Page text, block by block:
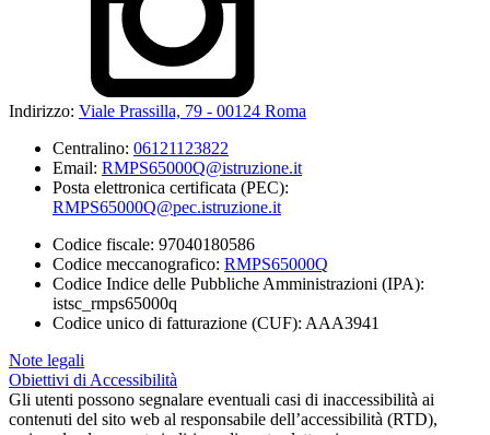
Indirizzo: Viale Prassilla, 79 - 00124 Roma
Centralino: 06121123822
Email: RMPS65000Q@istruzione.it
Posta elettronica certificata (PEC):
RMPS65000Q@pec.istruzione.it
Codice fiscale: 97040180586
Codice meccanografico: RMPS65000Q
Codice Indice delle Pubbliche Amministrazioni (IPA):
istsc_rmps65000q
Codice unico di fatturazione (CUF): AAA3941
Note legali
Obiettivi di Accessibilità
Gli utenti possono segnalare eventuali casi di inaccessibilità ai
contenuti del sito web al responsabile dell’accessibilità (RTD),